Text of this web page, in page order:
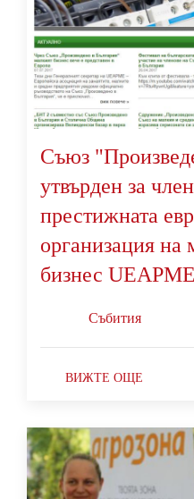
Съюз
утвърден за
престижната
организация на
бизнес UEAPME
Събития
ВИЖТЕ ОЩЕ